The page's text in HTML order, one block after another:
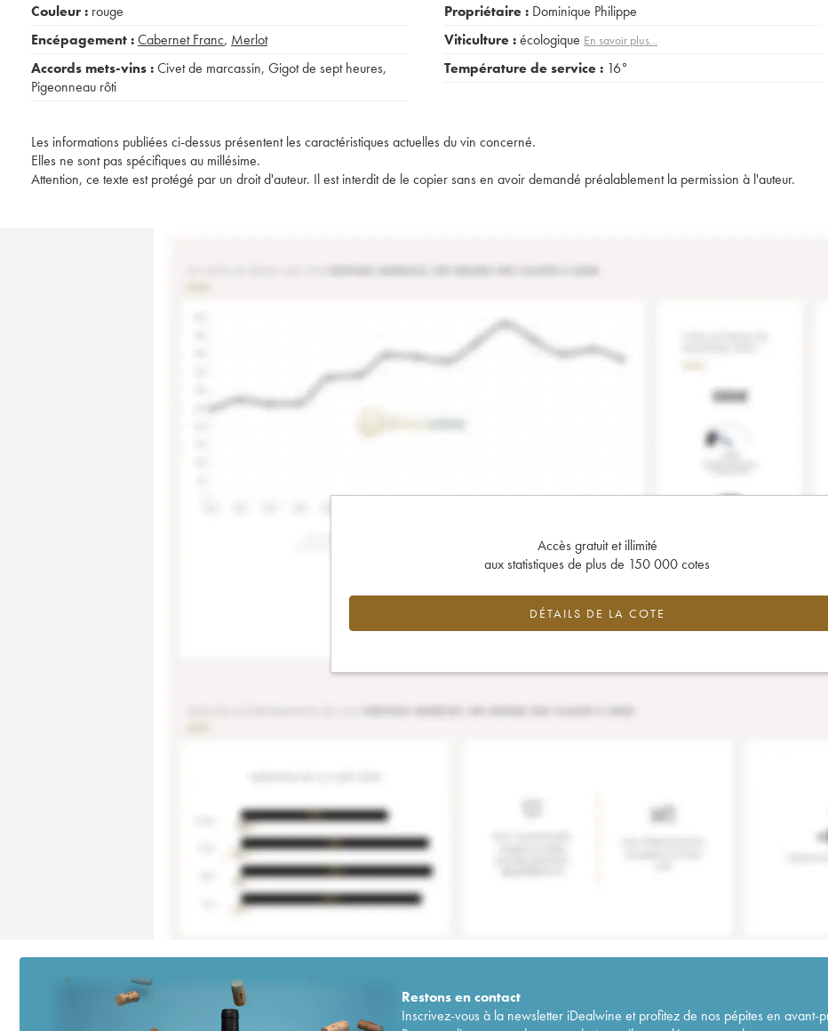
Couleur : rouge
Encépagement :Cabernet Franc, Merlot
Accords mets-vins :Civet de marcassin, Gigot de sept heures,
Pigeonneau rôti
Propriétaire : Dominique Philippe
Viticulture :écologique En savoir plus...
Température de service : 16°
Les informations publiées ci-dessus présentent les caractéristiques actuelles du vin concerné.
Elles ne sont pas spécifiques au millésime.
Attention, ce texte est protégé par un droit d'auteur. Il est interdit de le copier sans en avoir demandé préalablement la permission à l'auteur.
Accès gratuit et illimité
aux statistiques de plus de 150 000 cotes
DÉTAILS DE LA COTE
Restons encontact
Inscrivez-vous à la newsletter iDealwine et profitez de nos pépites en avant-